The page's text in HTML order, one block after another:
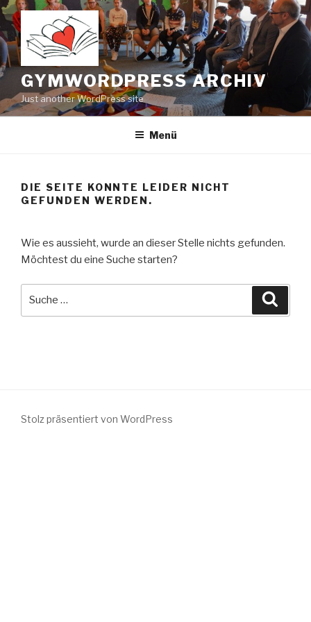
Zum
Inhalt
springen
GYMWORDPRESS ARCHIV
Just another WordPress site
Menü
DIE SEITE KONNTE LEIDER NICHT
GEFUNDEN WERDEN.
Wie es aussieht, wurde an dieser Stelle nichts gefunden.
Möchtest du eine Suche starten?
Stolz präsentiert von WordPress